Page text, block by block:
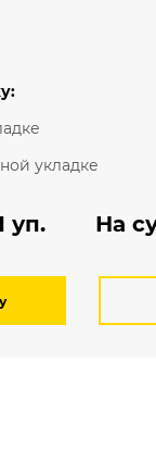
укладке
На